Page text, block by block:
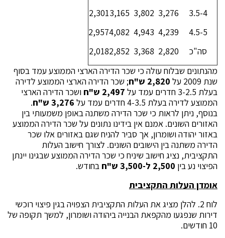
3.5-4
3,276
3,802
3,165
2,301
4.5-5
4,239
4,943
4,082
2,957
סה"כ
2,820
3,368
2,852
2,018
מהנתונים שבלוח עולה כי שכר הדירה הארצי הממוצע עמד בסוף
שנת 2009 על
2,820 ש"ח
; שכר הדירה הארצי הממוצע לדירה
בעלת 3-2.5 חדרים עמד על
2,497 ש"ח
ושכר הדירה הארצי
הממוצע לדירה בעלת 4-3.5 חדרים עמד על
3,276 ש"ח
.
בנוסף, ניתן לראות כי שכר הדירה משתנה באופן משמעותי בין
האזורים השונים. אמנם אין בידינו נתונים על שכר הדירה הממוצע
באזור יהודה ושומרון, אך סביר להניח שגם באזורים אלו שכר
הדירה משתנה בין הישובים השונים. לצורך חישוב העלות
התקציבית, נציג חישוב שיניח כי שכר הדירה הממוצע שבגינו יינתן
הפיצוי נע בין 2,500 ל-3,500 ש"חבחודש.
אומדן העלות התקציבית
לוח 2. להלן מציג את העלות התקציבית הצפויה בגין פיצוי רוכשי
דירות שנפגעו מהקפאת הבנייה ביהודה ושומרון, למשך תקופה של
10 חודשים.